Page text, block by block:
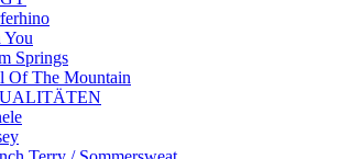
You
Springs
Of The Mountain